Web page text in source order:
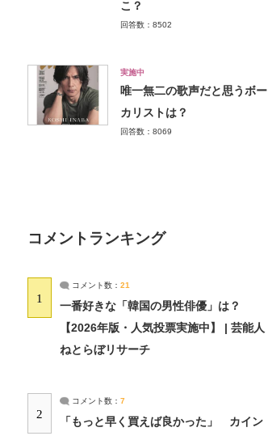
こ？
回答数：8502
実施中
唯一無二の歌声だと思うボー
カリストは？
回答数：8069
コメントランキング
1
コメント数： 21
一番好きな「韓国の男性俳優」は？
【2026年版・人気投票実施中】 | 芸能人
ねとらぼリサーチ
2
コメント数： 7
「もっと早く買えば良かった」 カイン